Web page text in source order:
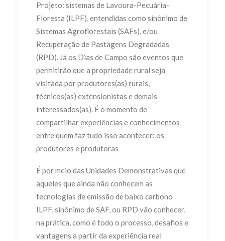
Projeto: sistemas de Lavoura-Pecuária-
Floresta (ILPF), entendidas como sinônimo de
Sistemas Agroflorestais (SAFs), e/ou
Recuperação de Pastagens Degradadas
(RPD). Já os Dias de Campo são eventos que
permitirão que a propriedade rural seja
visitada por produtores(as) rurais,
técnicos(as) extensionistas e demais
interessados(as). É o momento de
compartilhar experiências e conhecimentos
entre quem faz tudo isso acontecer: os
produtores e produtoras
É por meio das Unidades Demonstrativas que
aqueles que ainda não conhecem as
tecnologias de emissão de baixo carbono
ILPF, sinônimo de SAF, ou RPD vão conhecer,
na prática, como é todo o processo, desafios e
vantagens a partir da experiência real